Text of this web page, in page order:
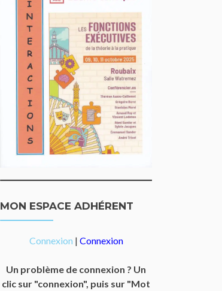
MON ESPACE ADHÉRENT
Connexion | Connexion
Un problème de connexion ? Un
clic sur "connexion", puis sur "Mot